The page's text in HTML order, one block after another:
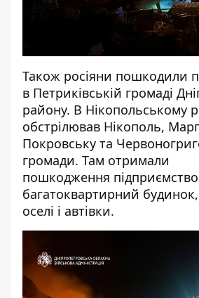
Також росіяни пошкодили
в Петриківській громаді
району. В Нікопольському
обстрілював Нікополь,
Покровську та
громади. Там отримали
пошкодження
багатоквартирний
оселі і автівки.